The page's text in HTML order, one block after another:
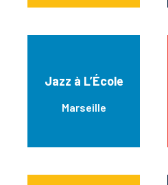
Jazz à L’École
Marseille